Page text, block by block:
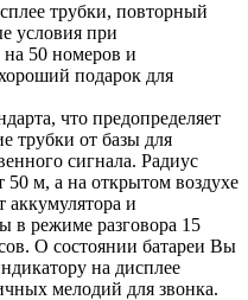
трубки, повторный
условия при
50 номеров и
подарок для
что предопределяет
трубки от базы для
сигнала. Радиус
50 м, а на открытом воздухе
аккумулятора и
в режиме разговора 15
О состоянии батареи Вы
на дисплее
мелодий для звонка.